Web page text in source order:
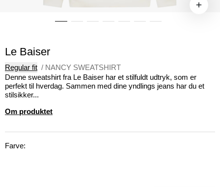
Le Baiser
Regular fit / NANCY SWEATSHIRT
Denne sweatshirt fra Le Baiser har et stilfuldt udtryk, som er
perfekt til hverdag. Sammen med dine yndlings jeans har du et
stilsikker...
Om produktet
Farve: